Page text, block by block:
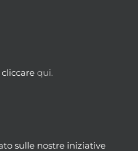
qui.
sulle nostre iniziative